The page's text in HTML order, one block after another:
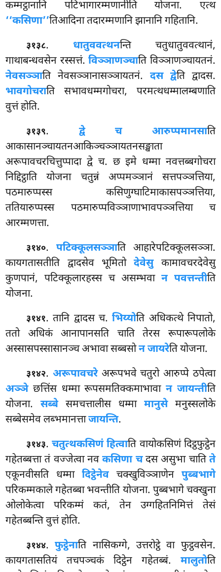
कम्मट्ठानानि पटिभागारम्मणानीति योजना. एत्थ
‘‘कसिणा’’तिआदिना तदारम्मणानि झानानि गहितानि.
३१३८. धातुववत्थनन्ति चतुधातुववत्थानं,
गाथाबन्धवसेन रस्सत्तं.विञ्ञाणञ्चाति विञ्ञाणञ्चायतनं.
नेवसञ्ञाति नेवसञ्ञानासञ्ञायतनं. दस द्वेति द्वादस.
भावगोचराति सभावधम्मगोचरा, परमत्थधम्मालम्बणाति
वुत्तं होति.
३१३९. द्वे च आरुप्पमानसाति
आकासानञ्चायतनआकिञ्चञ्ञायतनसङ्खाता
अरूपावचरचित्तुप्पादा द्वे च. छ इमे धम्मा नवत्तब्बगोचरा
निद्दिट्ठाति योजना चतुन्नं अप्पमञ्ञानं सत्तपञ्ञत्तिया,
पठमारुप्पस्स कसिणुग्घाटिमाकासपञ्ञत्तिया,
ततियारुप्पस्स पठमारुप्पविञ्ञाणाभावपञ्ञत्तिया च
आरम्मणत्ता.
३१४०. पटिक्कूलसञ्ञाति आहारेपटिक्कूलसञ्ञा.
कायगतासतीति द्वादसेव भूमितोदेवेसुकामावचरदेवेसु
कुणपानं, पटिक्कूलारहस्स च असम्भवा न पवत्तन्तीति
योजना.
३१४१. तानि द्वादस च.भिय्योति अधिकत्थे निपातो,
ततो अधिकं आनापानसति चाति तेरस रूपारूपलोके
अस्सासपस्सासानञ्च अभावा सब्बसोन जायरेति योजना.
३१४२. अरूपावचरेअरूपभवे चतुरो आरुप्पे ठपेत्वा
अञ्ञेछत्तिंस धम्मा रूपसमतिक्कमाभावान जायन्तीति
योजना.सब्बेसमचत्तालीस धम्मा मानुसेमनुस्सलोके
सब्बेसमेव लब्भमानत्ताजायन्ति.
३१४३.चतुत्थकसिणं हित्वाति वायोकसिणं दिट्ठफुट्ठेन
गहेतब्बत्ता तं वज्जेत्वा नवकसिणा चदस असुभा चातिते
एकूनवीसति धम्मा दिट्ठेनेव चक्खुविञ्ञाणेन पुब्बभागे
परिकम्मकाले गहेतब्बा भवन्तीतियोजना. पुब्बभागे चक्खुना
ओलोकेत्वा परिकम्मं कतं, तेन उग्गहितनिमित्तं तेसं
गहेतब्बन्ति वुत्तं होति.
३१४४.फुट्ठेनाति नासिकग्गे, उत्तरोट्ठे वा फुट्ठवसेन.
कायगतासतियं तचपञ्चकं दिट्ठेन गहेतब्बं. मालुतोति